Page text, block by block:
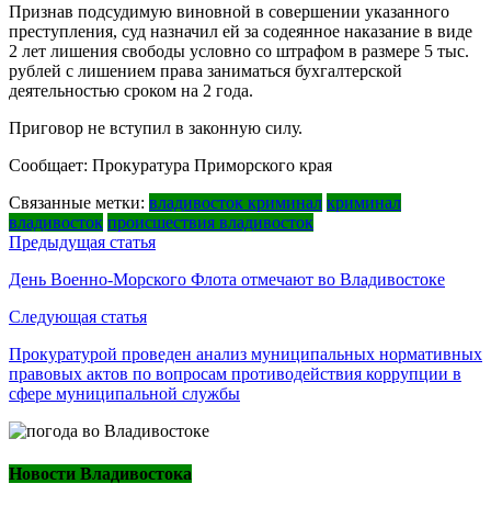
Признав подсудимую виновной в совершении указанного
преступления, суд назначил ей за содеянное наказание в виде
2 лет лишения свободы условно со штрафом в размере 5 тыс.
рублей с лишением права заниматься бухгалтерской
деятельностью сроком на 2 года.
Приговор не вступил в законную силу.
Сообщает: Прокуратура Приморского края
Связанные метки: владивосток криминал криминал
владивосток происшествия владивосток
Навигация
по
записям
Предыдущая статья
День Военно-Морского Флота отмечают во Владивостоке
Следующая статья
Прокуратурой проведен анализ муниципальных нормативных
правовых актов по вопросам противодействия коррупции в
сфере муниципальной службы
Новости Владивостока